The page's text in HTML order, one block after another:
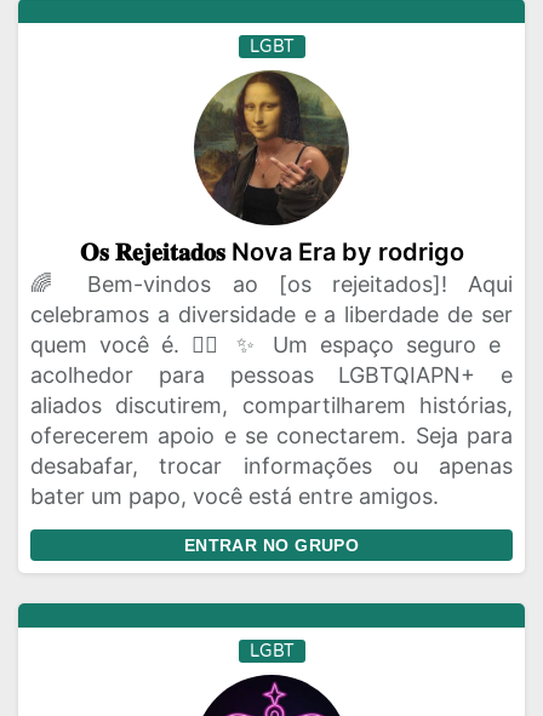
LGBT
𝐎𝐬 𝐑𝐞𝐣𝐞𝐢𝐭𝐚𝐝𝐨𝐬 Nova Era by rodrigo
🌈 Bem-vindos ao [os rejeitados]! Aqui
celebramos a diversidade e a liberdade de ser
quem você é. 🏳️‍🌈 ✨ Um espaço seguro e
acolhedor para pessoas LGBTQIAPN+ e
aliados discutirem, compartilharem histórias,
oferecerem apoio e se conectarem. Seja para
desabafar, trocar informações ou apenas
bater um papo, você está entre amigos.
ENTRAR NO GRUPO
LGBT